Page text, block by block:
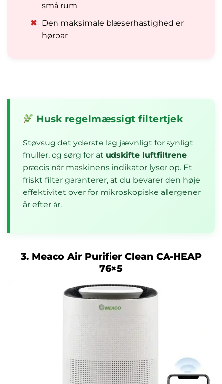
små rum
✖ Den maksimale blæserhastighed er
hørbar
Husk regelmæssigt filtertjek
Støvsug det yderste lag jævnligt for synligt
fnuller, og sørg for at udskifte luftfiltrene
præcis når maskinens indikator lyser op. Et
friskt filter garanterer, at du bevarer den høje
effektivitet over for mikroskopiske allergener
år efter år.
3. Meaco Air Purifier Clean CA-HEAP
76×5